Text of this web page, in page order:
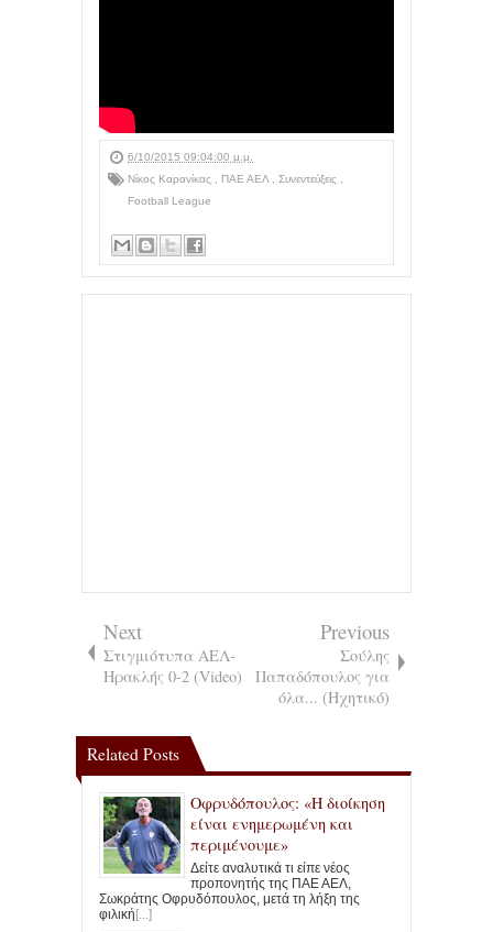
6/10/2015 09:04:00 μ.μ.
Νίκος Καρανίκας , ΠΑΕ ΑΕΛ , Συνεντεύξεις ,
Football League
Next
Στιγμιότυπα ΑΕΛ-
Ηρακλής 0-2 (Video)
Previous
Σούλης
Παπαδόπουλος για
όλα... (Ηχητικό)
Related Posts
Οφρυδόπουλος: «Η διοίκηση
είναι ενημερωμένη και
περιμένουμε»
Δείτε αναλυτικά τι είπε νέος
προπονητής της ΠΑΕ ΑΕΛ,
Σωκράτης Οφρυδόπουλος, μετά τη λήξη της
φιλική [...]